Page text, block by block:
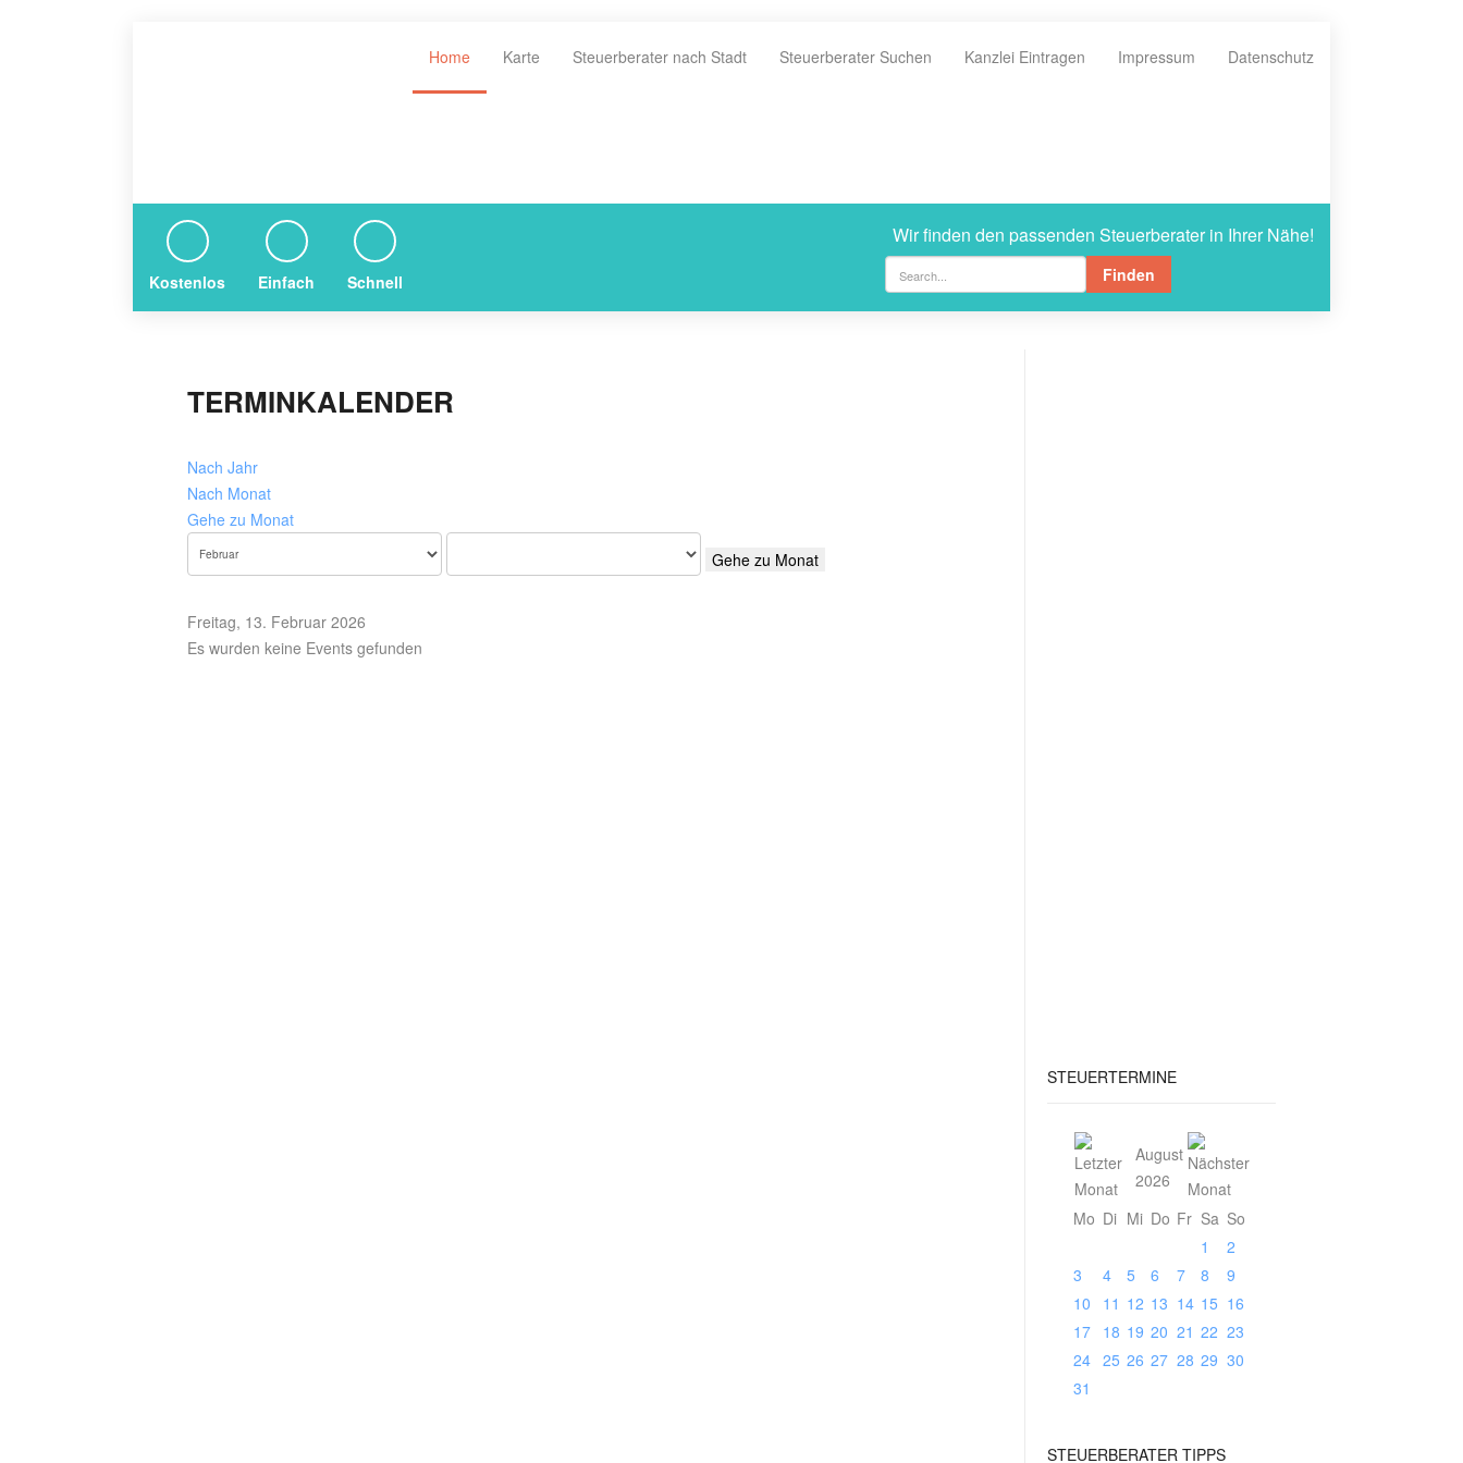
Home Karte Steuerberater nach Stadt Steuerberater Suchen Kanzlei Eintragen Impressum Datenschutz
Kostenlos Einfach Schnell
Wir finden den passenden Steuerberater in Ihrer Nähe!
Finden
TERMINKALENDER
Nach Jahr
Nach Monat
Gehe zu Monat
Gehe zu Monat
Freitag, 13. Februar 2026
Es wurden keine Events gefunden
STEUERTERMINE
August
2026
Mo Di Mi Do Fr Sa So
1
2
3
4 5 6 7 8
9
10
11 12 13 14 15 16
17
18 19 20 21 22 23
24 25 26 27 28 29 30
31
STEUERBERATER TIPPS